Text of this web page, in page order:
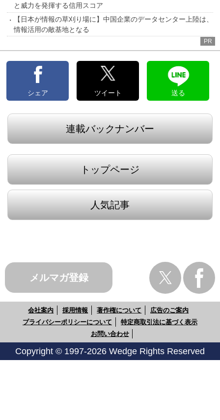
と威力を発揮する信用スコア
【日本が情報の草刈り場に】中国企業のデータセンター上陸は、
情報活用の敵基地となる
PR
シェア ツイート 送る
連載バックナンバー
トップページ
人気記事
メルマガ登録
会社案内 採用情報 著作権について
広告のご案内
プライバシーポリシーについて
特定商取引法に基づく表示
お問い合わせ
Copyright © 1997-2026 Wedge Rights Reserved